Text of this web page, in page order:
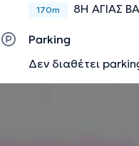
170m 8Η ΑΓΙΑΣ
Parking
Δεν διαθέτει